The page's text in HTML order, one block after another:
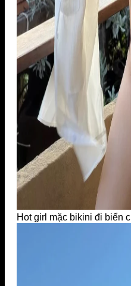
Hot girl mặc bikini đi biển